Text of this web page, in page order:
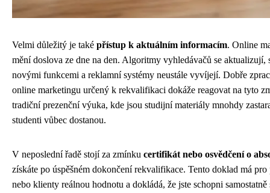
Velmi důležitý je také přístup k aktuálním informacím. Online
mění doslova ze dne na den. Algoritmy vyhledávačů se aktualizují,
novými funkcemi a reklamní systémy neustále vyvíjejí. Dobře
online marketingu určený k rekvalifikaci dokáže reagovat na tyto
tradiční prezenční výuka, kde jsou studijní materiály mnohdy
studenti vůbec dostanou.
V neposlední řadě stojí za zmínku certifikát nebo osvědčení o
získáte po úspěšném dokončení rekvalifikace. Tento doklad má pro
nebo klienty reálnou hodnotu a dokládá, že jste schopni